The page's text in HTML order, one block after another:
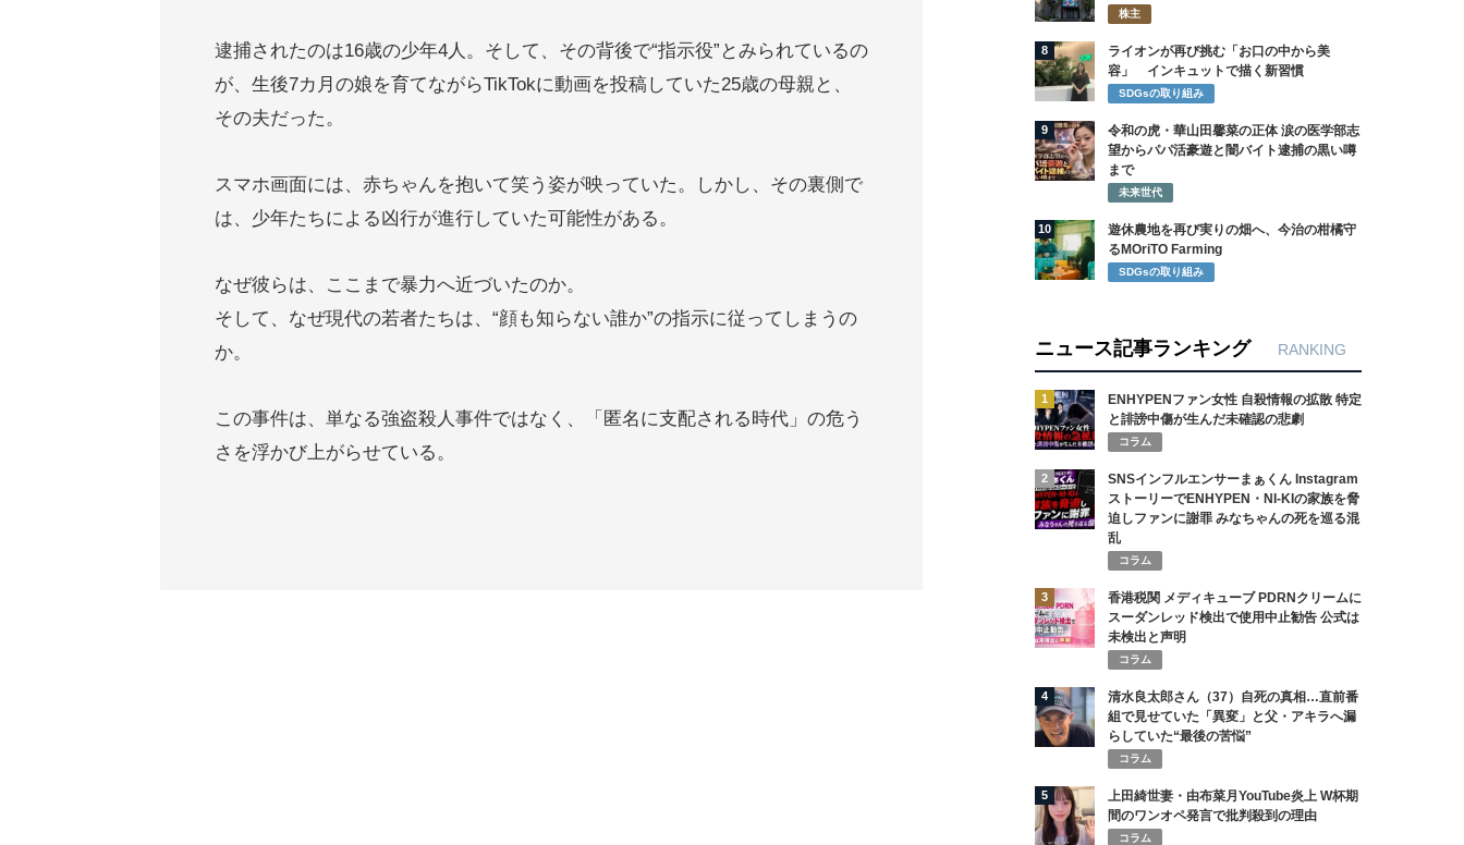
逮捕されたのは16歳の少年4人。そして、その背後で“指示役”とみられているの
が、生後7カ月の娘を育てながらTikTokに動画を投稿していた25歳の母親と、
その夫だった。
スマホ画面には、赤ちゃんを抱いて笑う姿が映っていた。しかし、その裏側で
は、少年たちによる凶行が進行していた可能性がある。
なぜ彼らは、ここまで暴力へ近づいたのか。
そして、なぜ現代の若者たちは、“顔も知らない誰か”の指示に従ってしまうの
か。
この事件は、単なる強盗殺人事件ではなく、「匿名に支配される時代」の危う
さを浮かび上がらせている。
株主
8
ライオンが再び挑む「お口の中から美
容」 インキュットで描く新習慣
SDGsの取り組み
9
令和の虎・華山田馨菜の正体 涙の医学部志
望からパパ活豪遊と闇バイト逮捕の黒い噂
まで
未来世代
10
遊休農地を再び実りの畑へ、今治の柑橘守
るMOriTO Farming
SDGsの取り組み
ニュース記事ランキング RANKING
1
ENHYPENファン女性 自殺情報の拡散 特定
と誹謗中傷が生んだ未確認の悲劇
コラム
2
SNSインフルエンサーまぁくん Instagram
ストーリーでENHYPEN・NI-KIの家族を脅
迫しファンに謝罪 みなちゃんの死を巡る混
乱
コラム
3
香港税関 メディキューブ PDRNクリームに
スーダンレッド検出で使用中止勧告 公式は
未検出と声明
コラム
4
清水良太郎さん（37）自死の真相…直前番
組で見せていた「異変」と父・アキラへ漏
らしていた“最後の苦悩”
コラム
5
上田綺世妻・由布菜月YouTube炎上 W杯期
間のワンオペ発言で批判殺到の理由
コラム